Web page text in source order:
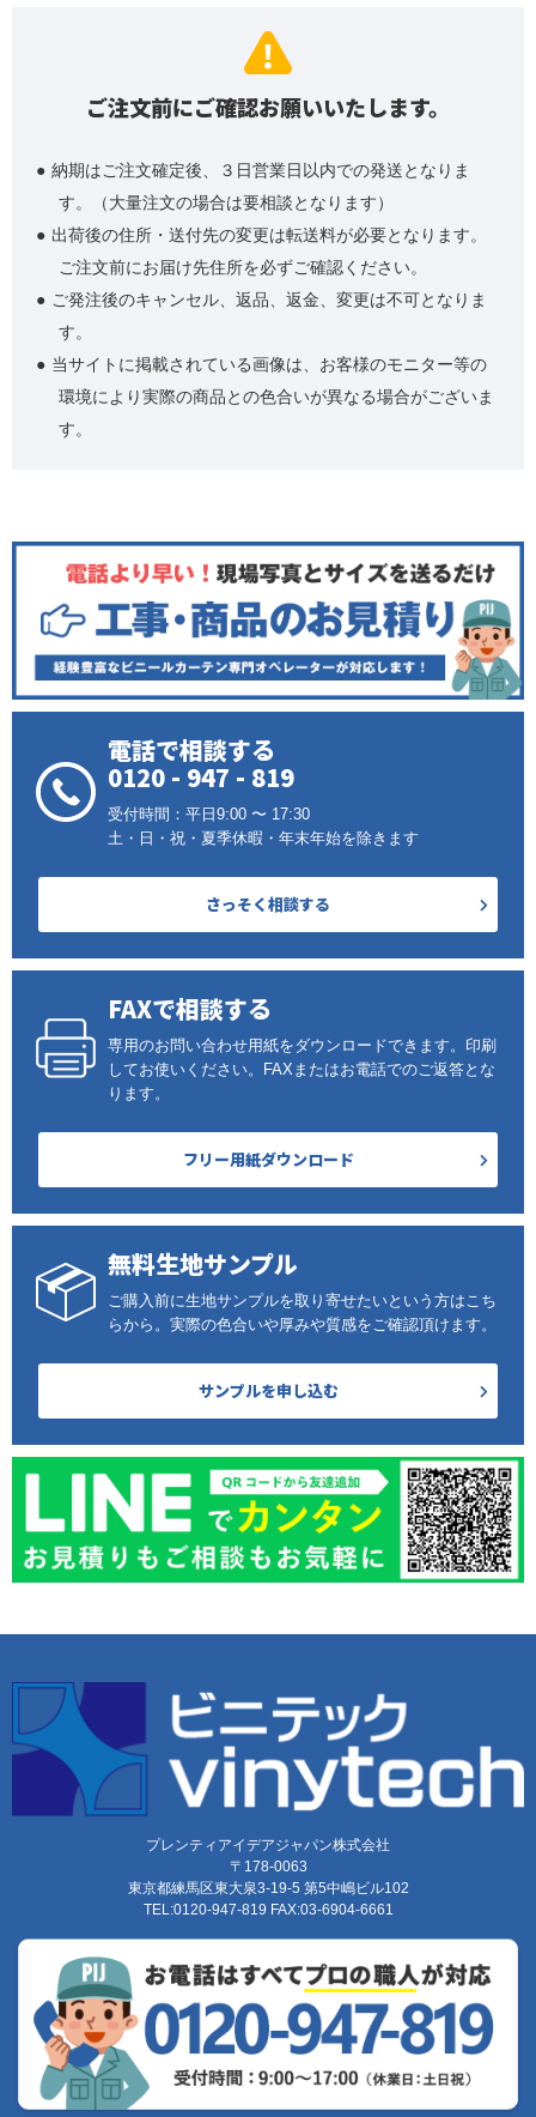
ご注文前にご確認お願いいたします。
納期はご注文確定後、３日営業日以内での発送となりま
す。（大量注文の場合は要相談となります）
出荷後の住所・送付先の変更は転送料が必要となります。
ご注文前にお届け先住所を必ずご確認ください。
ご発注後のキャンセル、返品、返金、変更は不可となりま
す。
当サイトに掲載されている画像は、お客様のモニター等の
環境により実際の商品との色合いが異なる場合がございま
す。
電話で相談する
0120 - 947 - 819
受付時間：平日9:00 〜 17:30
土・日・祝・夏季休暇・年末年始を除きます
さっそく相談する
FAXで相談する
専用のお問い合わせ用紙をダウンロードできます。印刷
してお使いください。FAXまたはお電話でのご返答とな
ります。
フリー用紙ダウンロード
無料生地サンプル
ご購入前に生地サンプルを取り寄せたいという方はこち
らから。実際の色合いや厚みや質感をご確認頂けます。
サンプルを申し込む
プレンティアイデアジャパン株式会社
〒178-0063
東京都練馬区東大泉3-19-5 第5中嶋ビル102
TEL:0120-947-819 FAX:03-6904-6661